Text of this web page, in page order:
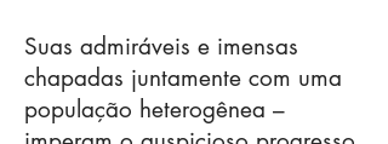
Suas admiráveis e imensas
chapadas juntamente com uma
população heterogênea –